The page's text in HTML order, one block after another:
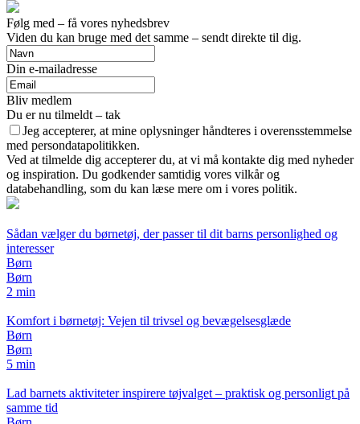
Følg med – få vores nyhedsbrev
Viden du kan bruge med det samme – sendt direkte til dig.
Din e-mailadresse
Bliv medlem
Du er nu tilmeldt – tak
Jeg accepterer, at mine oplysninger håndteres i overensstemmelse
med persondatapolitikken.
Ved at tilmelde dig accepterer du, at vi må kontakte dig med nyheder
og inspiration. Du godkender samtidig vores vilkår og
databehandling, som du kan læse mere om i vores politik.
Sådan vælger du børnetøj, der passer til dit barns personlighed og
interesser
Børn
Børn
2 min
Komfort i børnetøj: Vejen til trivsel og bevægelsesglæde
Børn
Børn
5 min
Lad barnets aktiviteter inspirere tøjvalget – praktisk og personligt på
samme tid